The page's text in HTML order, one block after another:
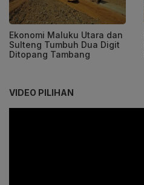
Ekonomi Maluku Utara dan
Sulteng Tumbuh Dua Digit
Ditopang Tambang
VIDEO PILIHAN